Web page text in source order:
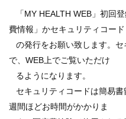
質問
「MY HEALTH WEB」初回
費情報」かセキュリティコード
の発行をお願い致します。
で、WEB上でご覧いただけ
るようになります。
セキュリティコードは簡易
週間ほどお時間がかかりま